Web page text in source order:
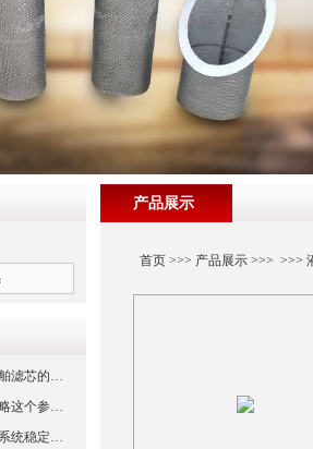
产品展示
首页>>> 产品展示>>> >>>
从海水过滤到燃油净化：船舶滤芯的多场景应用解析
汽轮机滤芯多久换一次？忽略这个参数，机组非停损失可能上百万！
液压油滤芯精度等级：守护系统稳定与寿命的“微米标尺”